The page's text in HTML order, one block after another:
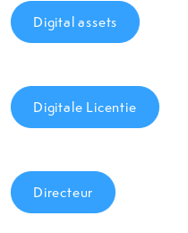
Digital assets
Digitale Licentie
Directeur